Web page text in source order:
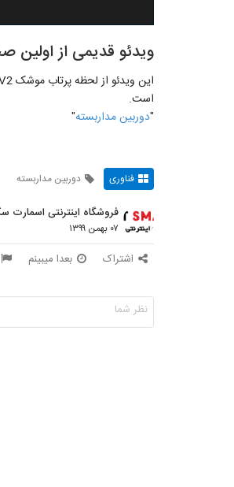
ویدئو قدیمی از اولین
است.
"دوربین مداربسته"
فناوری دوربین مداربسته
فروشگاه اینترنتی اسمارت
۰۷ بهمن ۱۳۹۹
اشتراک بعدا میبینم